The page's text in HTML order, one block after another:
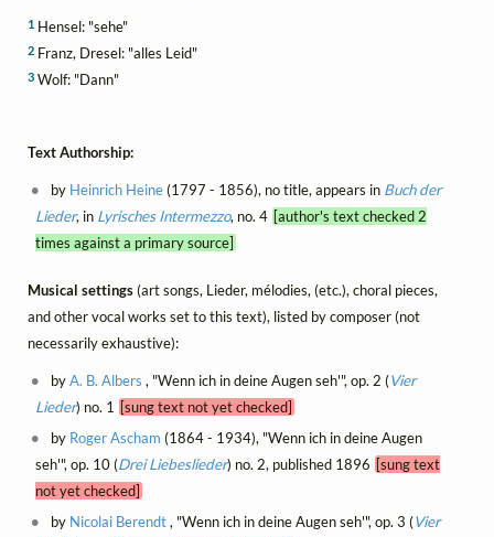
1 Hensel: "sehe"
2 Franz, Dresel: "alles Leid"
3 Wolf: "Dann"
Text Authorship:
by Heinrich Heine(1797 - 1856), no title, appears in Buch der
Lieder, in Lyrisches Intermezzo, no. 4 [author's text checked 2
times against a primary source]
Musical settings(art songs, Lieder, mélodies, (etc.), choral pieces,
and other vocal works set to this text), listed by composer (not
necessarily exhaustive):
byA. B. Albers , "Wenn ich in deine Augen seh'", op. 2 (Vier
Lieder) no. 1
[sung text not yet checked]
by Roger Ascham (1864 - 1934), "Wenn ich in deine Augen
seh'", op. 10 (Drei Liebeslieder) no. 2, published 1896 [sung text
not yet checked]
by Nicolai Berendt, "Wenn ich in deine Augen seh'", op. 3 (Vier